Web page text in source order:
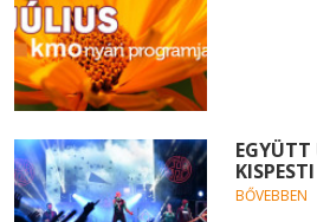
BŐVEBBEN